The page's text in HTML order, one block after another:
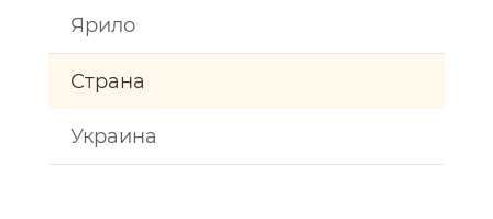
Ярило
Страна
Украина